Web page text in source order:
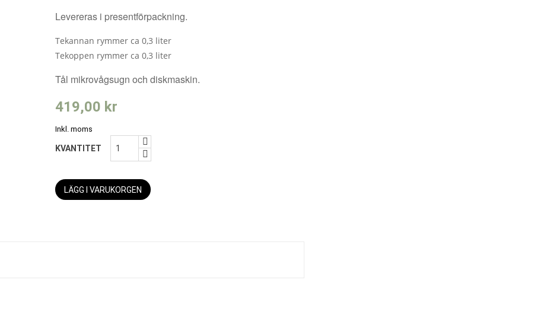
Levereras i presentförpackning.
Tekannan rymmer ca 0,3 liter
Tekoppen rymmer ca 0,3 liter
Tål mikrovågsugn och diskmaskin.
419,00 kr
Inkl. moms
KVANTITET
LÄGG I VARUKORGEN